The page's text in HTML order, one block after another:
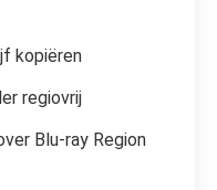
kopiëren
regiovrij
Blu-ray Region